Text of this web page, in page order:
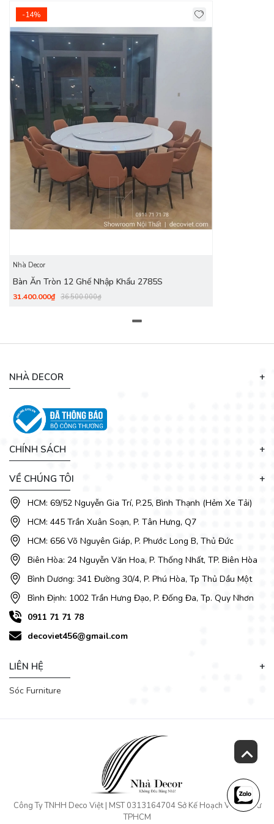
Bộ bàn ăn tròn 12 ghế mặt đá giúp dễ dàng xoay chuyển
món ăn, phù hợp cho bữa tiệc gia đình, tiếp khách, hội họp.
Kiểu dángbàn ăn tròn mặt đámang ý nghĩa sum vầy –
thịnh vượng – gắn kết, rất được ưa chuộng trong phong cách
nội thất Á Đông hiện đại.
🔹Lợi ích nổi bật:
–Dễ phối hợp với mọi không gian sang trọng.
–Mặt bàn lớn, đủ chỗ cho 10–12 người.
– Mâm xoay êm, bền, giúp sử dụng thuận tiện.
🔹 Ghế ăn bọc da êm ái, thoải mái
Ghế ăn đi kèm bộ bàn ăn sở hữu thiết kế thanh thoát với
đường bo mềm mại, tỉ lệ cân đối, tạo tổng thể hài hòa và
sang trọng cho không gian phòng ăn. Nệm ghế bọc da cao
-14%
Nhà Decor
Bàn Ăn Tròn 12 Ghế Nhập Khẩu 2785S
31.400.000₫ 36.500.000₫
NHÀ DECOR
CHÍNH SÁCH
VỀ CHÚNG TÔI
HCM: 69/52 Nguyễn Gia Trí, P.25, Bình Thạnh (Hẻm Xe Tải)
HCM: 445 Trần Xuân Soạn, P. Tân Hưng, Q7
HCM: 656 Võ Nguyên Giáp, P. Phước Long B, Thủ Đức
Biên Hòa: 24 Nguyễn Văn Hoa, P. Thống Nhất, TP. Biên Hòa
Bình Dương: 341 Đường 30/4, P. Phú Hòa, Tp Thủ Dầu Một
Bình Định: 1002 Trần Hưng Đạo, P. Đống Đa, Tp. Quy Nhơn
0911 71 71 78
decoviet456@gmail.com
LIÊN HỆ
Sóc Furniture
Công Ty TNHH Deco Việt | MST 0313164704 Sở Kế Hoạch Và Đầu Tư
TPHCM